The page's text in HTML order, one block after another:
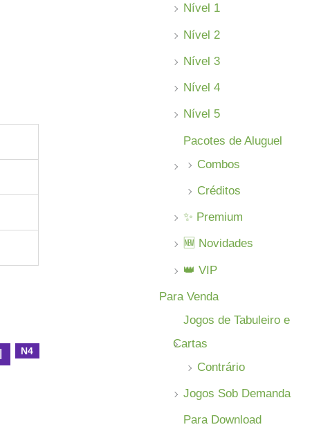
N4
Nível 1
Nível 2
Nível 3
Nível 4
Nível 5
Pacotes de Aluguel
Combos
Créditos
✨ Premium
🆕 Novidades
👑 VIP
Para Venda
Jogos de Tabuleiro e
Cartas
Contrário
Jogos Sob Demanda
Para Download